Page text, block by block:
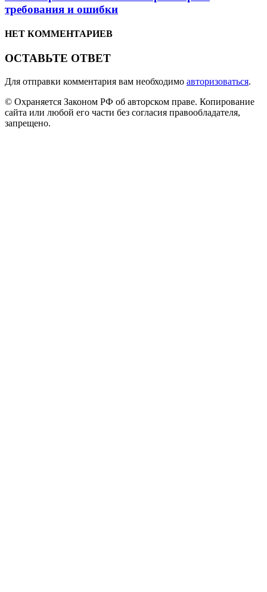
требования и ошибки
НЕТ КОММЕНТАРИЕВ
ОСТАВЬТЕ ОТВЕТ
Для отправки комментария вам необходимо авторизоваться.
© Охраняется Законом РФ об авторском праве. Копирование
сайта или любой его части без согласия правообладателя,
запрещено.